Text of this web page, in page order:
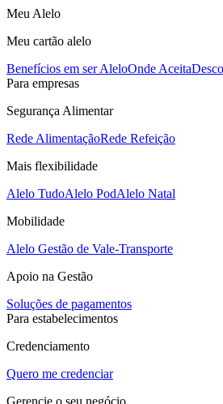
Meu Alelo
Meu cartão alelo
Benefícios em ser AleloOnde Aceita
Para empresas
Segurança Alimentar
Rede AlimentaçãoRede Refeição
Mais flexibilidade
Alelo TudoAlelo PodAlelo Natal
Mobilidade
Alelo Gestão de Vale-Transporte
Apoio na Gestão
Soluções de pagamentos
Para estabelecimentos
Credenciamento
Quero me credenciar
Gerencie o seu negócio